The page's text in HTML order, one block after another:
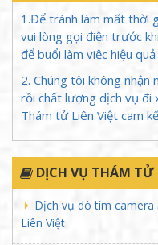
1.Để tránh làm mất thời
vui lòng gọi điện trước
để buổi làm việc hiệu quả
2. Chúng tôi không nhận
rồi chất lượng dịch vụ đi
Thám tử Liên Việt cam
DỊCH VỤ THÁM TỬ
Dịch vụ dò tìm camera
Liên Việt